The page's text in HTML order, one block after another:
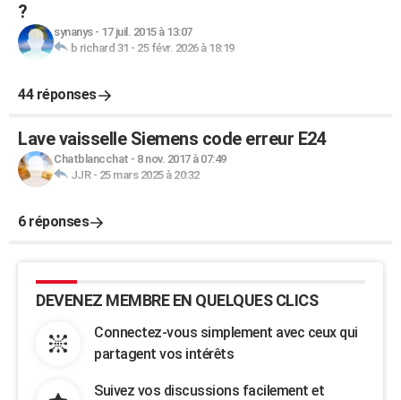
?
synanys- 17 juil. 2015 à 13:07
b richard 31 - 25 févr. 2026 à 18:19
44 réponses
Lave vaisselle Siemens code erreur E24
Chatblancchat - 8 nov. 2017 à 07:49
JJR- 25 mars 2025 à 20:32
6 réponses
DEVENEZ MEMBRE EN QUELQUES CLICS
Connectez-vous simplement avec ceux qui
partagent vos intérêts
Suivez vos discussions facilement et